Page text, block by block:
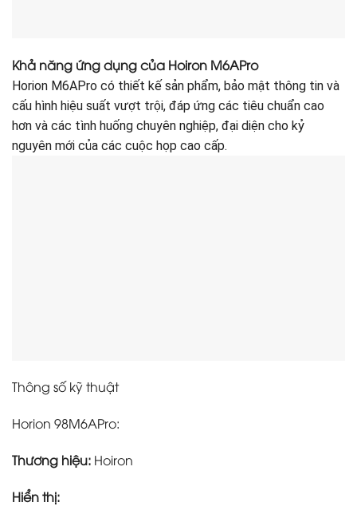
Khả năng ứng dụng của Hoiron M6APro
Horion M6APro có thiết kế sản phẩm, bảo mật thông tin và
cấu hình hiệu suất vượt trội, đáp ứng các tiêu chuẩn cao
hơn và các tình huống chuyên nghiệp, đại diện cho kỷ
nguyên mới của các cuộc họp cao cấp.
Thông số kỹ thuật
Horion 98M6APro:
Thương hiệu: Hoiron
Hiển thị: